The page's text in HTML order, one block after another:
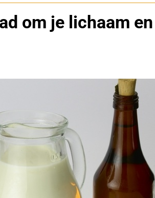
om je lichaam en